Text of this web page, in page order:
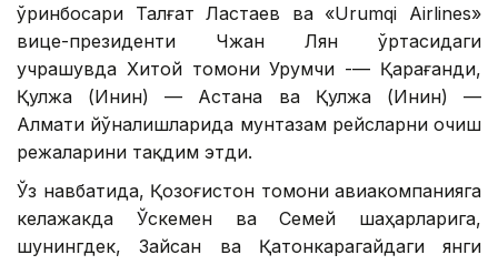
ўринбосари Талғат Ластаев ва «Urumqi Airlines»
вице-президенти Чжан Лян ўртасидаги
учрашувда Хитой томони Урумчи -— Қарағанди,
Қулжа (Инин) — Астана ва Қулжа (Инин) —
Алмати йўналишларида мунтазам рейсларни очиш
режаларини тақдим этди.
Ўз навбатида, Қозоғистон томони авиакомпанияга
келажакда Ўскемен ва Семей шаҳарларига,
шунингдек, Зайсан ва Қатонкарагайдаги янги